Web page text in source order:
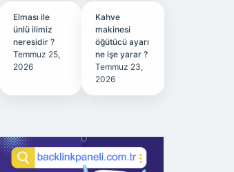
Elması ile
ünlü ilimiz
neresidir ?
Temmuz 25,
2026
Kahve
makinesi
öğütücü ayarı
ne işe yarar ?
Temmuz 23,
2026